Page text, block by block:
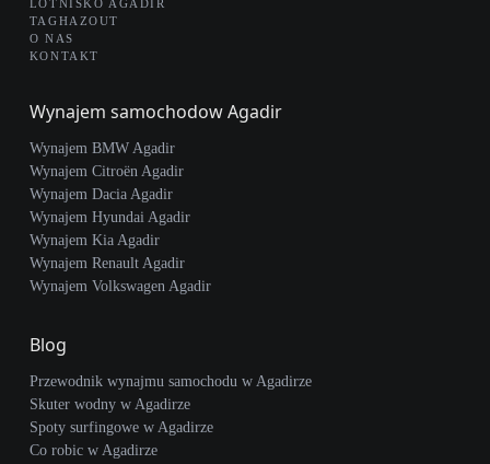
LOTNISKO AGADIR
TAGHAZOUT
O NAS
KONTAKT
Wynajem samochodow Agadir
Wynajem BMW Agadir
Wynajem Citroën Agadir
Wynajem Dacia Agadir
Wynajem Hyundai Agadir
Wynajem Kia Agadir
Wynajem Renault Agadir
Wynajem Volkswagen Agadir
Blog
Przewodnik wynajmu samochodu w Agadirze
Skuter wodny w Agadirze
Spoty surfingowe w Agadirze
Co robic w Agadirze